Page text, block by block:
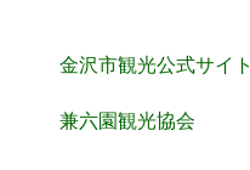
金沢市観光公式サイト
兼六園観光協会